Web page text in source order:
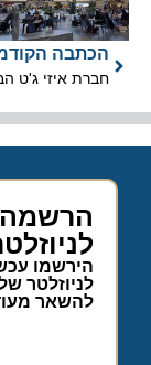
הכתבה הקודמת
הרשמה
לניוזלטר
הירשמו עכשיו
לניוזלטר שלנו
להשאר